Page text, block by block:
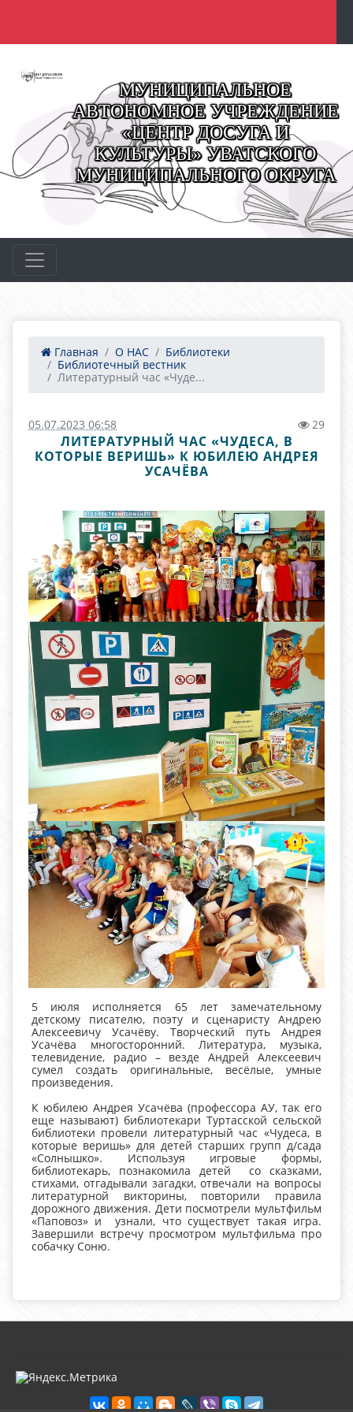
МУНИЦИПАЛЬНОЕ
АВТОНОМНОЕ УЧРЕЖДЕНИЕ
«ЦЕНТР ДОСУГА И
КУЛЬТУРЫ» УВАТСКОГО
МУНИЦИПАЛЬНОГО ОКРУГА
Главная О НАС
Библиотеки
Библиотечный вестник
Литературный час «Чуде...
05.07.2023 06:58 29
ЛИТЕРАТУРНЫЙ ЧАС «ЧУДЕСА, В
КОТОРЫЕ ВЕРИШЬ» К ЮБИЛЕЮ АНДРЕЯ
УСАЧЁВА
5 июля исполняется 65 лет замечательному
детскому писателю, поэту и сценаристу Андрею
Алексеевичу Усачёву. Творческий путь Андрея
Усачёва многосторонний. Литература, музыка,
телевидение, радио – везде Андрей Алексеевич
сумел создать оригинальные, весёлые, умные
произведения.
К юбилею Андрея Усачёва (профессора АУ, так его
еще называют) библиотекари Туртасской сельской
библиотеки провели литературный час «Чудеса, в
которые веришь» для детей старших групп д/сада
«Солнышко». Используя игровые формы,
библиотекарь, познакомила детей со сказками,
стихами, отгадывали загадки, отвечали на вопросы
литературной викторины, повторили правила
дорожного движения. Дети посмотрели мультфильм
«Паповоз» и узнали, что существует такая игра.
Завершили встречу просмотром мультфильма про
собачку Соню.